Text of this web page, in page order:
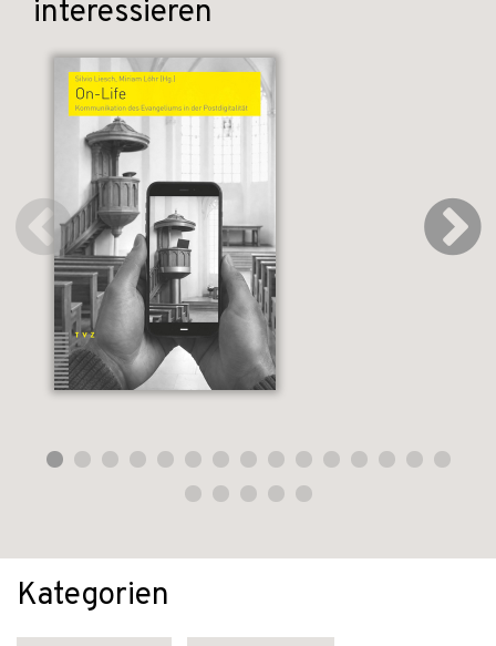
interessieren
Kategorien